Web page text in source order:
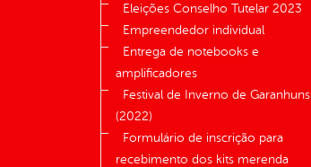
Eleições Conselho Tutelar 2023
Empreendedor individual
Entrega de notebooks e
amplificadores
Festival de Inverno de Garanhuns
(2022)
Formulário de inscrição para
recebimento dos kits merenda